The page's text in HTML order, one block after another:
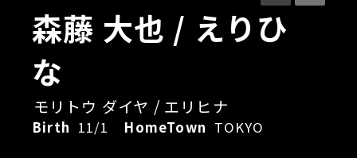
森藤 大也 / えりひ
な
モリトウ ダイヤ / エリヒナ
Birth 11/1 HomeTown TOKYO